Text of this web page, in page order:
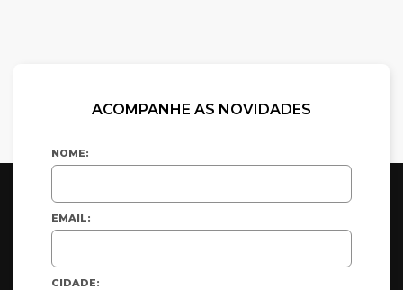
ACOMPANHE AS NOVIDADES
NOME:
EMAIL:
CIDADE: